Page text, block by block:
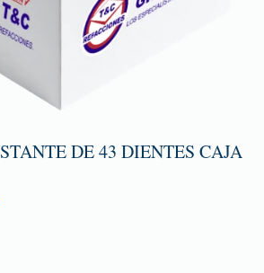
DE 43 DIENTES CAJA